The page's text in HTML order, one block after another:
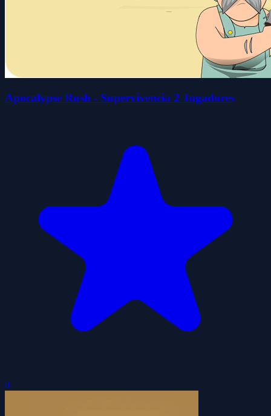
Apocalypse Rush - Supervivencia 2 Jugadores
0